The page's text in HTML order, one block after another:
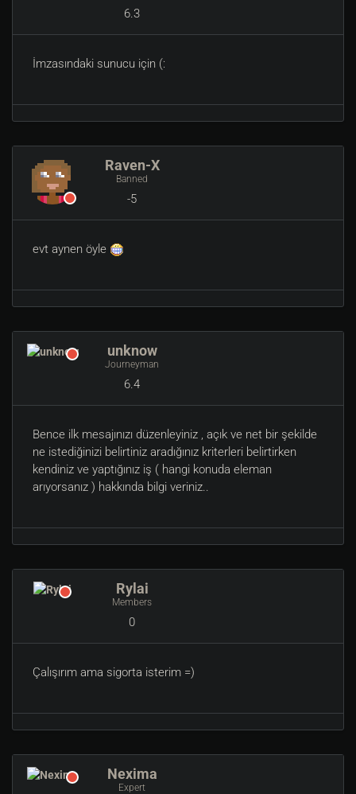
6.3
İmzasındaki sunucu için (:
Raven-X
Banned
-5
evt aynen öyle
unknow
Journeyman
6.4
Bence ilk mesajınızı düzenleyiniz , açık ve net bir şekilde
ne istediğinizi belirtiniz aradığınız kriterleri belirtirken
kendiniz ve yaptığınız iş ( hangi konuda eleman
arıyorsanız ) hakkında bilgi veriniz..
Rylai
Members
0
Çalışırım ama sigorta isterim =)
Nexima
Expert